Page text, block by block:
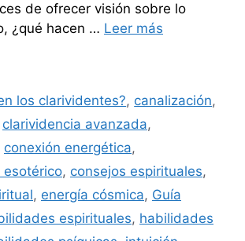
de ofrecer visión sobre lo
¿qué hacen … Leer más
los clarividentes?, canalización,
clarividencia avanzada,
conexión energética,
esotérico, consejos espirituales,
, energía cósmica, Guía
espirituales, habilidades